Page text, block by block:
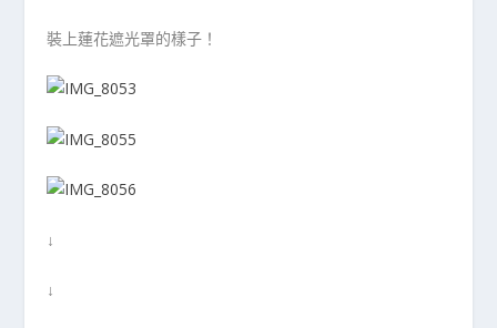
裝上蓮花遮光罩的樣子！
↓
↓